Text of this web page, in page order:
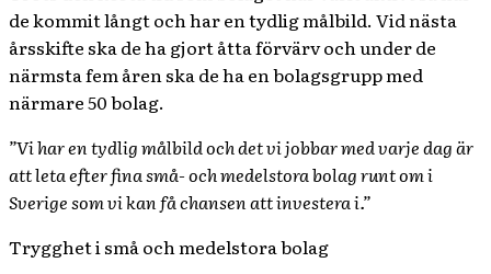
de kommit långt och har en tydlig målbild. Vid nästa
årsskifte ska de ha gjort åtta förvärv och under de
närmsta fem åren ska de ha en bolagsgrupp med
närmare 50 bolag.
”Vi har en tydlig målbild och det vi jobbar med varje dag är
att leta efter fina små- och medelstora bolag runt om i
Sverige som vi kan få chansen att investera i.”
Trygghet i små och medelstora bolag